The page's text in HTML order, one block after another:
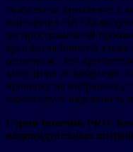
стабильное крепление к
выпадания DRAM-
распространенной
крепления Innodisk
решением. Эти
защищают от вибрации.
проверку на вибрацию у
гарантирует надежность
Серия Innodisk PRO:
индивидуальных